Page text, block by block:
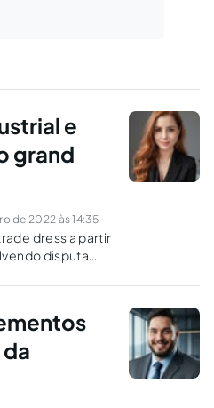
e
grand
de 2022 às 14:35
dress a partir
disputa
em seu